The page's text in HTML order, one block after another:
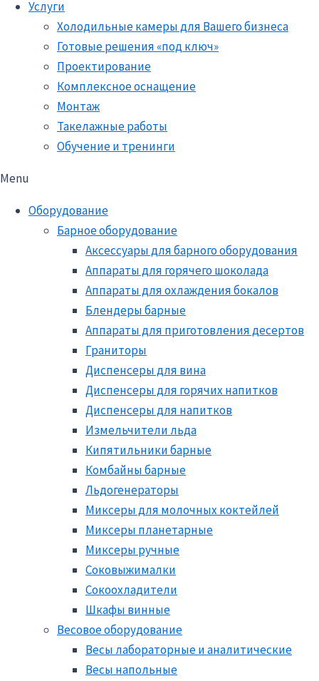
Услуги
Холодильные камеры для Вашего бизнеса
Готовые решения «под ключ»
Проектирование
Комплексное оснащение
Монтаж
Такелажные работы
Обучение и тренинги
Menu
Оборудование
Барное оборудование
Аксессуары для барного оборудования
Аппараты для горячего шоколада
Аппараты для охлаждения бокалов
Блендеры барные
Аппараты для приготовления десертов
Граниторы
Диспенсеры для вина
Диспенсеры для горячих напитков
Диспенсеры для напитков
Измельчители льда
Кипятильники барные
Комбайны барные
Льдогенераторы
Миксеры для молочных коктейлей
Миксеры планетарные
Миксеры ручные
Соковыжималки
Сокоохладители
Шкафы винные
Весовое оборудование
Весы лабораторные и аналитические
Весы напольные